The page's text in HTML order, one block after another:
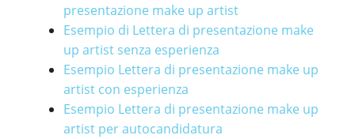
presentazione make up artist
Esempio di Lettera di presentazione make
up artist senza esperienza
Esempio Lettera di presentazione make up
artist con esperienza
Esempio Lettera di presentazione make up
artist per autocandidatura